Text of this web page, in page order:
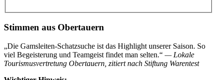
Stimmen aus Obertauern
„Die Gamsleiten-Schatzsuche ist das Highlight unserer Saison. So
viel Begeisterung und Teamgeist findet man selten.“ — Lokale
Tourismusvertretung Obertauern, zitiert nach Stiftung Warentest